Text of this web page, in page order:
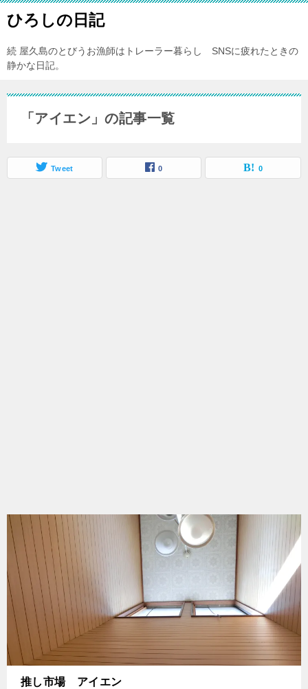
ひろしの日記
続 屋久島のとびうお漁師はトレーラー暮らし SNSに疲れたときの
静かな日記。
「アイエン」の記事一覧
Tweet 0 0
推し市場 アイエン